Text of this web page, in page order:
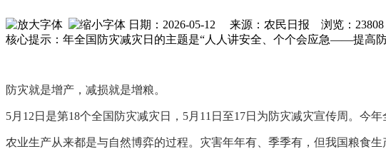
日期：2026-05-12 来源：农民日报 浏览： 23808
核心提示：年全国防灾减灾日的主题是“人人讲安全、个个会应急——提高防
防灾就是增产，减损就是增粮。
5月12日是第18个全国防灾减灾日，5月11日至17日为防灾减灾宣传周。
农业生产从来都是与自然博弈的过程。灾害年年有、季季有，但我国粮食